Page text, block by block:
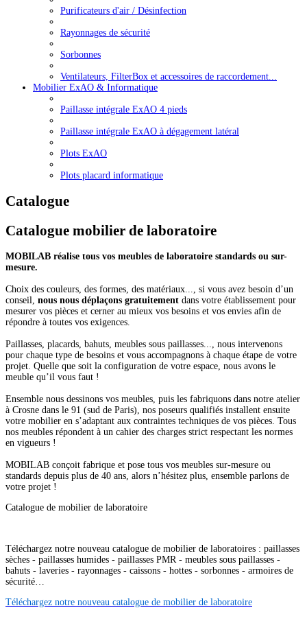
Purificateurs d'air / Désinfection
Rayonnages de sécurité
Sorbonnes
Ventilateurs, FilterBox et accessoires de raccordement...
Mobilier ExAO & Informatique
Paillasse intégrale ExAO 4 pieds
Paillasse intégrale ExAO à dégagement latéral
Plots ExAO
Plots placard informatique
Catalogue
Catalogue mobilier de laboratoire
MOBILAB réalise tous vos meubles de laboratoire standards ou sur-
mesure.
Choix des couleurs, des formes, des matériaux..., si vous avez besoin d’un
conseil, nous nous déplaçons gratuitement dans votre établissement pour
mesurer vos pièces et cerner au mieux vos besoins et vos envies afin de
répondre à toutes vos exigences.
Paillasses, placards, bahuts, meubles sous paillasses..., nous intervenons
pour chaque type de besoins et vous accompagnons à chaque étape de votre
projet. Quelle que soit la configuration de votre espace, nous avons le
meuble qu’il vous faut !
Ensemble nous dessinons vos meubles, puis les fabriquons dans notre atelier
à Crosne dans le 91 (sud de Paris), nos poseurs qualifiés installent ensuite
votre mobilier en s’adaptant aux contraintes techniques de vos pièces. Tous
nos meubles répondent à un cahier des charges strict respectant les normes
en vigueurs !
MOBILAB conçoit fabrique et pose tous vos meubles sur-mesure ou
standards depuis plus de 40 ans, alors n’hésitez plus, ensemble parlons de
votre projet !
Catalogue de mobilier de laboratoire
Téléchargez notre nouveau catalogue de mobilier de laboratoires : paillasses
sèches - paillasses humides - paillasses PMR - meubles sous paillasses -
bahuts - laveries - rayonnages - caissons - hottes - sorbonnes - armoires de
sécurité…
Téléchargez notre nouveau catalogue de mobilier de laboratoire